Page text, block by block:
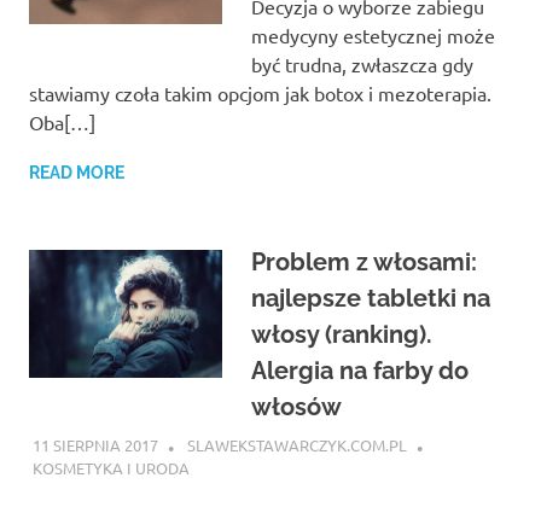
Decyzja o wyborze zabiegu
medycyny estetycznej może
być trudna, zwłaszcza gdy
stawiamy czoła takim opcjom jak botox i mezoterapia.
Oba[…]
READ MORE
Problem z włosami:
najlepsze tabletki na
włosy (ranking).
Alergia na farby do
włosów
11 SIERPNIA 2017
SLAWEKSTAWARCZYK.COM.PL
KOSMETYKA I URODA